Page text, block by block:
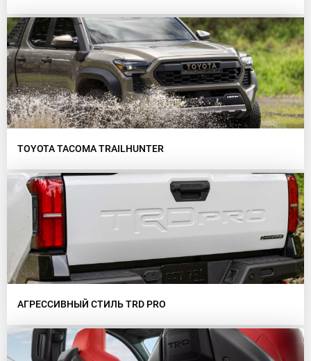
TOYOTA TACOMA TRAILHUNTER
АГРЕССИВНЫЙ СТИЛЬ TRD PRO